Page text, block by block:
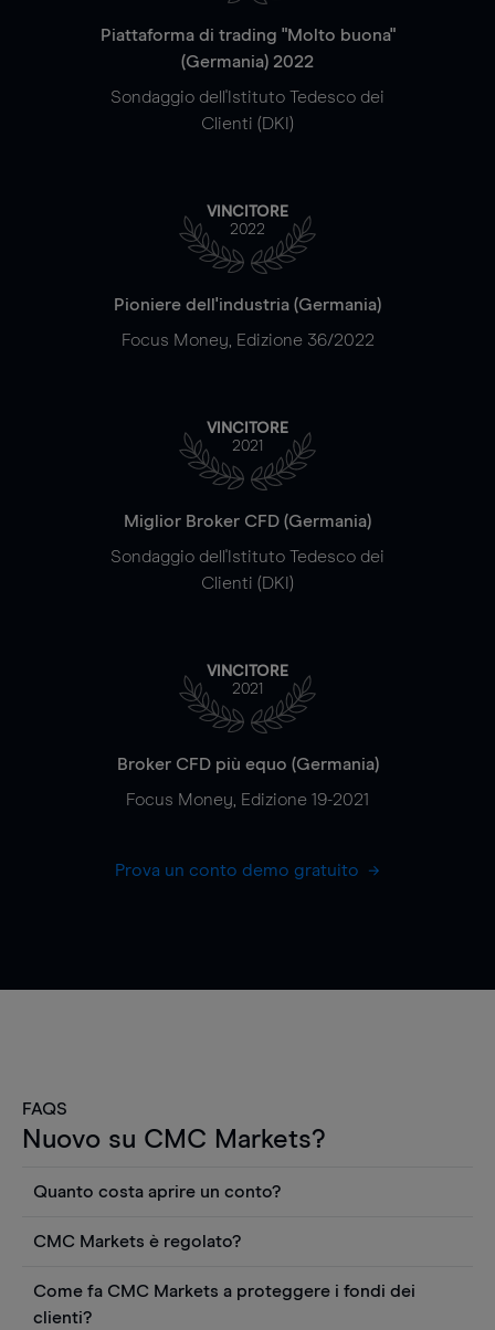
Piattaforma di trading "Molto buona"
(Germania) 2022
Sondaggio dell'Istituto Tedesco dei
Clienti (DKI)
VINCITORE
2022
Pioniere dell'industria (Germania)
Focus Money, Edizione 36/2022
VINCITORE
2021
Miglior Broker CFD (Germania)
Sondaggio dell'Istituto Tedesco dei
Clienti (DKI)
VINCITORE
2021
Broker CFD più equo (Germania)
Focus Money, Edizione 19-2021
Prova un conto demo gratuito
FAQS
Nuovo su CMC Markets?
Quanto costa aprire un conto?
Puoi anche visualizzare gratuitamente i prezzi e
utilizzare strumenti come grafici, notizie Reuters
o rapporti quantitativi sui titoli azionari di
CMC Markets è regolato?
regolamentato dall'Autorità federale tedesca di
Come fa CMC Markets a proteggere i fondi dei
clienti?